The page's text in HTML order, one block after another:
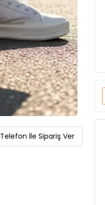
Telefon İle Sipariş Ver